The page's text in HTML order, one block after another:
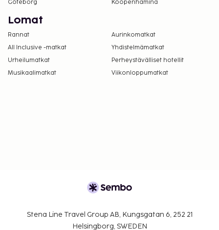
Göteborg
Kööpenhamina
Lomat
Rannat
Aurinkomatkat
All Inclusive -matkat
Yhdistelmämatkat
Urheilumatkat
Perheystävälliset hotellit
Musikaalimatkat
Viikonloppumatkat
Stena Line Travel Group AB, Kungsgatan 6, 252 21
Helsingborg, SWEDEN